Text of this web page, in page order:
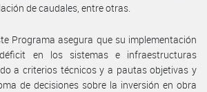
de caudales, entre otras.
Programa asegura que su implementación
en los sistemas e infraestructuras
a criterios técnicos y a pautas objetivas y
de decisiones sobre la inversión en obra